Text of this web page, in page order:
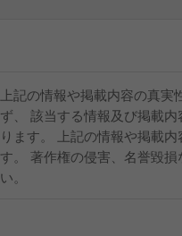
上記の情報や掲載内容の真
ず、 該当する情報及び掲載
ります。 上記の情報や掲載
す。 著作権の侵害、名誉毀
い。